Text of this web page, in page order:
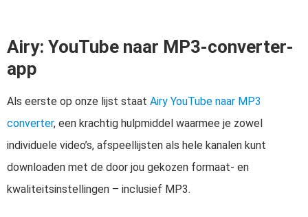
Airy: YouTube naar MP3-converter-
app
Als eerste op onze lijst staat Airy YouTube naar MP3
converter, een krachtig hulpmiddel waarmee je zowel
individuele video’s, afspeellijsten als hele kanalen kunt
downloaden met de door jou gekozen formaat- en
kwaliteitsinstellingen – inclusief MP3.